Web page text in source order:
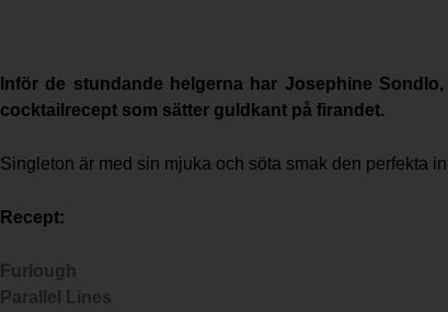
Inför de stundande helgerna har Josephine
cocktailrecept som sätter guldkant på firandet.
Singleton är med sin mjuka och söta smak den perfekta
Recept:
Furlough
Parallel Lines